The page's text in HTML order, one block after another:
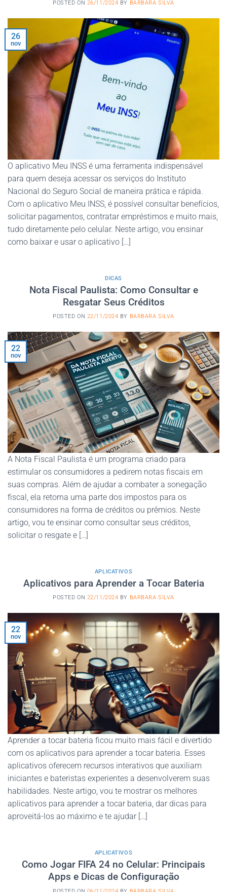
POSTED ON 26/11/2024 BY BARBARA SILVA
26
nov
O aplicativo Meu INSS é uma ferramenta indispensável
para quem deseja acessar os serviços do Instituto
Nacional do Seguro Social de maneira prática e rápida.
Com o aplicativo Meu INSS, é possível consultar benefícios,
solicitar pagamentos, contratar empréstimos e muito mais,
tudo diretamente pelo celular. Neste artigo, vou ensinar
como baixar e usar o aplicativo […]
DICAS
Nota Fiscal Paulista: Como Consultar e
Resgatar Seus Créditos
POSTED ON 22/11/2024 BY BARBARA SILVA
22
nov
A Nota Fiscal Paulista é um programa criado para
estimular os consumidores a pedirem notas fiscais em
suas compras. Além de ajudar a combater a sonegação
fiscal, ela retorna uma parte dos impostos para os
consumidores na forma de créditos ou prêmios. Neste
artigo, vou te ensinar como consultar seus créditos,
solicitar o resgate e […]
APLICATIVOS
Aplicativos para Aprender a Tocar Bateria
POSTED ON 22/11/2024 BY BARBARA SILVA
22
nov
Aprender a tocar bateria ficou muito mais fácil e divertido
com os aplicativos para aprender a tocar bateria. Esses
aplicativos oferecem recursos interativos que auxiliam
iniciantes e bateristas experientes a desenvolverem suas
habilidades. Neste artigo, vou te mostrar os melhores
aplicativos para aprender a tocar bateria, dar dicas para
aproveitá-los ao máximo e te ajudar […]
APLICATIVOS
Como Jogar FIFA 24 no Celular: Principais
Apps e Dicas de Configuração